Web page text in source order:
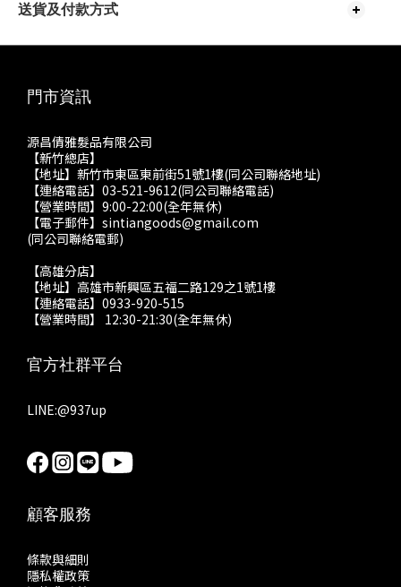
送貨及付款方式
門市資訊
源昌倩雅髮品有限公司
【新竹總店】
【地址】新竹市東區東前街51號1樓(同公司聯絡地址)
【連絡電話】03-521-9612(同公司聯絡電話)
【營業時間】9:00-22:00(全年無休)
【電子郵件】sintiangoods@gmail.com
(同公司聯絡電郵)
【高雄分店】
【地址】高雄市新興區五福二路129之1號1樓
【連絡電話】0933-920-515
【營業時間】 12:30-21:30(全年無休)
官方社群平台
LINE:@937up
顧客服務
條款與細則
隱私權政策